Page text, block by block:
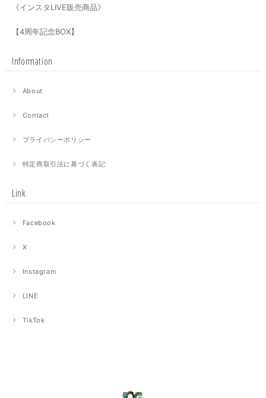
《インスタLIVE販売商品》
【4周年記念BOX】
Information
About
Contact
プライバシーポリシー
特定商取引法に基づく表記
Link
Facebook
X
Instagram
LINE
TikTok